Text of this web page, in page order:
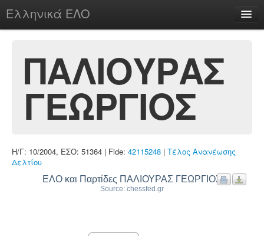
Ελληνικά ΕΛΟ
chesstu.be @ discord
Login
ΠΑΛΙΟΥΡΑΣ
ΓΕΩΡΓΙΟΣ
Η/Γ: 10/2004, ΕΣΟ: 51364 | Fide: 42115248 | Τέλος Ανανέωσης
Δελτίου
ΕΛΟ και Παρτίδες ΠΑΛΙΟΥΡΑΣ ΓΕΩΡΓΙΟΣ
Source: chessfed.gr